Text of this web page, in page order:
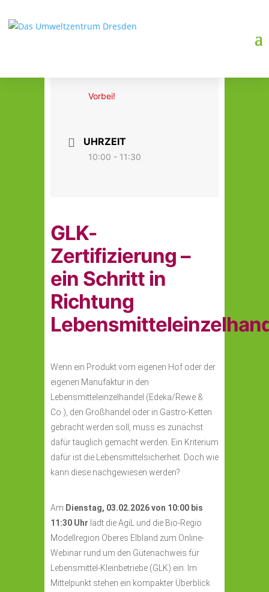
Vorbei!
UHRZEIT
10:00 - 11:30
GLK-
Zertifizierung –
ein Schritt in
Richtung
Wenn ein Produkt vom eigenen Hof oder der
eigenen Manufaktur in den
Lebensmitteleinzelhandel (Edeka/Rewe &
Co.), den Großhandel oder in Gastro-Ketten
gebracht werden soll, muss es zunächst
dafür tauglich gemacht werden. Ein Kriterium
dafür ist die Lebensmittelsicherheit. Doch wie
kann diese nachgewiesen werden?
Am Dienstag, 03.02.2026 von 10:00 bis
11:30 Uhr lädt die AgiL und die Bio-Regio
Modellregion Oberes Elbland zum Online-
Webinar rund um den Gütenachweis für
Lebensmittel-Kleinbetriebe (GLK) ein. Im
Mittelpunkt stehen ein kompakter Überblick